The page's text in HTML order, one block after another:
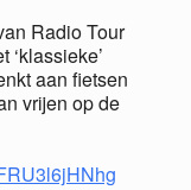
Radio Tour
aan fietsen
vrijen op de